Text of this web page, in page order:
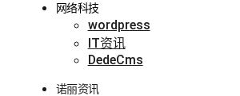
网络科技
wordpress
IT资讯
DedeCms
诺丽资讯